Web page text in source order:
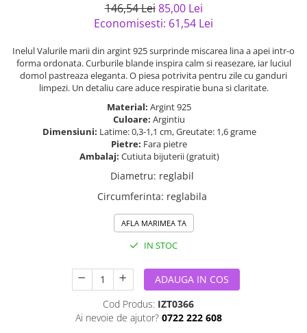
Solutii si lavete de curatare
146,54 Lei 85,00 Lei
Economisesti: 61,54 Lei
Inelul Valurile marii din argint 925 surprinde miscarea lina a apei intr-o
forma ordonata. Curburile blande inspira calm si reasezare, iar luciul
domol pastreaza eleganta. O piesa potrivita pentru zile cu ganduri
limpezi. Un detaliu care aduce respiratie buna si claritate.
Material: Argint 925
Culoare: Argintiu
Dimensiuni: Latime: 0,3-1,1 cm, Greutate: 1,6 grame
Pietre: Fara pietre
Ambalaj: Cutiuta bijuterii (gratuit)
Diametru: reglabil
Circumferinta: reglabila
AFLA MARIMEA TA
IN STOC
ADAUGA IN COS
Cod Produs: IZT0366
Ai nevoie de ajutor? 0722 222 608